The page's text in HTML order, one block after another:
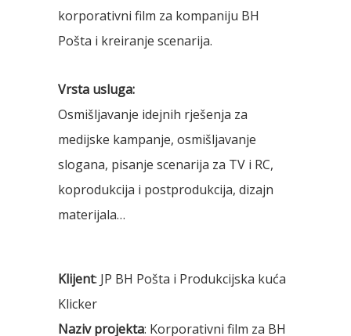
korporativni film za kompaniju BH
Pošta i kreiranje scenarija.
Vrsta usluga:
Osmišljavanje idejnih rješenja za
medijske kampanje, osmišljavanje
slogana, pisanje scenarija za TV i RC,
koprodukcija i postprodukcija, dizajn
materijala…
Klijent: JP BH Pošta i Produkcijska kuća
Klicker
Naziv projekta: Korporativni film za BH